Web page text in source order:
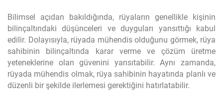
Bilimsel açıdan bakıldığında, rüyaların genellikle kişinin
bilinçaltındaki düşünceleri ve duyguları yansıttığı kabul
edilir. Dolayısıyla, rüyada mühendis olduğunu görmek, rüya
sahibinin bilinçaltında karar verme ve çözüm üretme
yeteneklerine olan güvenini yansıtabilir. Aynı zamanda,
rüyada mühendis olmak, rüya sahibinin hayatında planlı ve
düzenli bir şekilde ilerlemesi gerektiğini hatırlatabilir.